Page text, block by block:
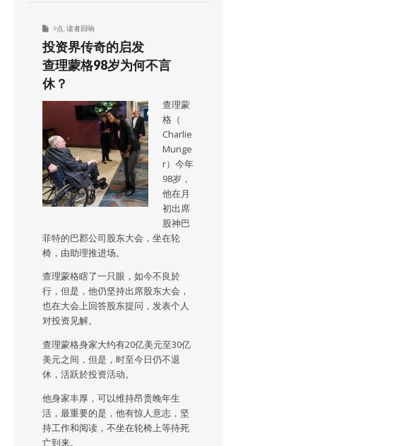
9点 读者回响
投资界传奇的启发
查理蒙格98岁为何不言
休？
查理蒙
格（
Charlie
Munge
r）今年
98岁，
他在月
初出席
股神巴
菲特的巴郡公司股东大会，坐在轮
椅，由助理推进场。
查理蒙格瞎了一只眼，如今不良於
行，但是，他仍坚持出席股东大会，
也在大会上回答股东提问，发表个人
对投资见解。
查理蒙格身家大约有20亿美元至30亿
美元之间，但是，时至今日仍不退
休，活跃於投资活动。
他身家丰厚，可以维持昂贵晚年生
活，最重要的是，他有惊人意志，坚
持工作和阅读，不坐在轮椅上等待死
亡到来。